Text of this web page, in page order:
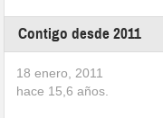
Contigo desde 2011
18 enero, 2011
hace 15,6 años.